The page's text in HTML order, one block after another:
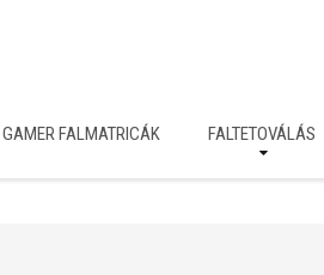
GAMER FALMATRICÁK FALTETOVÁLÁS